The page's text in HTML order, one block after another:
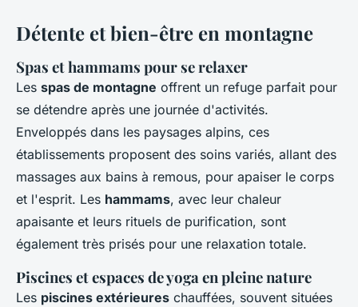
Détente et bien-être en montagne
Spas et hammams pour se relaxer
Les spas de montagne offrent un refuge parfait pour
se détendre après une journée d'activités.
Enveloppés dans les paysages alpins, ces
établissements proposent des soins variés, allant des
massages aux bains à remous, pour apaiser le corps
et l'esprit. Les hammams, avec leur chaleur
apaisante et leurs rituels de purification, sont
également très prisés pour une relaxation totale.
Piscines et espaces de yoga en pleine nature
Les piscines extérieures chauffées, souvent situées